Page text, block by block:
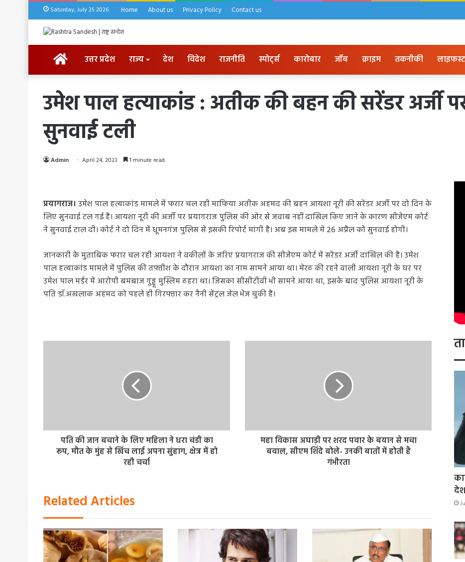
Saturday, July 25 2026 Home About us Privacy Policy Contact us
HOMEउत्तर प्रदेश राज्य देश विदेश राजनीति स्पोर्ट्स कारोबार जॉब क्राइम तकनीकी
उमेश पाल हत्याकांड : अतीक की बहन की सरेंडर अर्जी
सुनवाई टली
Admin April 24, 2023 1 minute read
प्रयागराज। उमेश पाल हत्याकांड मामले में फरार चल रही माफिया अतीक अहमद की बहन आयशा नूरी की सरेंडर अर्जी पर दो दिन के
लिए सुनवाई टल गई है। आयशा नूरी की अर्जी पर प्रयागराज पुलिस की ओर से जवाब नहीं दाखिल किए जाने के कारण सीजेएम कोर्ट
ने सुनवाई टाल दी। कोर्ट ने दो दिन में धूमनगंज पुलिस से इसकी रिपोर्ट मांगी है। अब इस मामले में 26 अप्रैल को सुनवाई होगी।
जानकारी के मुताबिक फरार चल रही आयशा ने वकीलों के जरिए प्रयागराज की सीजेएम कोर्ट में सरेंडर अर्जी दाखिल की है। उमेश
पाल हत्याकांड मामले में पुलिस की तफ्तीश के दौरान आयशा का नाम सामने आया था। मेरठ की रहने वाली आयशा नूरी के घर पर
उमेश पाल मर्डर में आरोपी बमबाज गुड्डू मुस्लिम ठहरा था। जिसका सीसीटीवी भी सामने आया था, इसके बाद पुलिस आयशा नूरी के
पति डॉ.अखलाक अहमद को पहले ही गिरफ्तार कर नैनी सेंट्रल जेल भेज चुकी है।
पति की जान बचाने के लिए महिला ने धरा चंडी का
रूप, मौत के मुंह से खिंच लाई अपना सुंहाग, क्षेत्र में हो
रही चर्चा
महा विकास अघाड़ी पर शरद पवार के बयान से मचा
बवाल, सीएम शिंदे बोले- उनकी बातों में होती है
गंभीरता
Related Articles